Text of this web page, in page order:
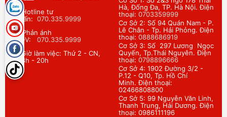
Hotline tư
vấn: 070.335.9999
Phản ánh
DV: 070.335.9999
Giờ làm việc: Thứ 2 - CN,
8h - 20h
Hà, Đống Đa, TP. Hà Nội. Điện
thoại: 0703359999
Cơ Sở 2: Số 94 Quán Nam - P.
Lê Chân - Tp. Hải Phỏng. Điện
thoại: 0888686919
Cơ Sở 3: Số 297 Lương Ngọc
Quyến, Tp.Thái Nguyên. Điện
thoại: 0798896666
Cơ Sở 4: 1902 Đường 3/2 -
P.12 - Q10, Tp. Hồ Chí
Minh. Điện thoại:
02466808800
Cơ Sở 5: 99 Nguyễn Văn Linh,
Thanh Trung, Hải Dương. Điện
thoại: 0986111196